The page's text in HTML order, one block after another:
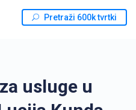
Pretraži 600k tvrtki
usluge u